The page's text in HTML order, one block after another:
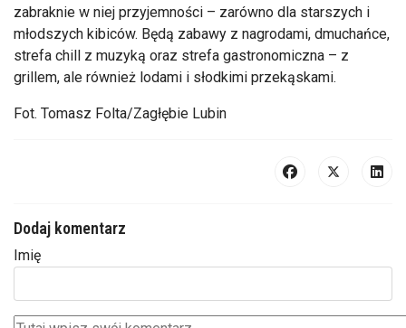
zabraknie w niej przyjemności – zarówno dla starszych i
młodszych kibiców. Będą zabawy z nagrodami, dmuchańce,
strefa chill z muzyką oraz strefa gastronomiczna – z
grillem, ale również lodami i słodkimi przekąskami.
Fot. Tomasz Folta/Zagłębie Lubin
Dodaj komentarz
Imię